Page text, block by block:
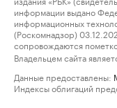
информации выдано
информационных
(Роскомнадзор)
сопровождаются
Владельцем сайта
Данные предоставлены:
Индексы облигаций